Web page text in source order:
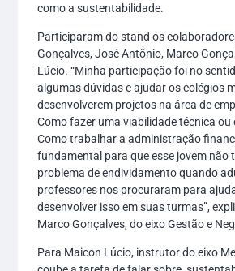
como a sustentabilidade.
Participaram do stand os
Gonçalves, José Antônio, Marco
Lúcio. “Minha participação foi no
algumas dúvidas e ajudar os colégios
desenvolverem projetos na área de
Como fazer uma viabilidade técnica ou
Como trabalhar a administração
fundamental para que esse jovem não
problema de endividamento quando
professores nos procuraram para
desenvolver isso em suas turmas”,
Marco Gonçalves, do eixo Gestão e
Para Maicon Lúcio, instrutor do eixo